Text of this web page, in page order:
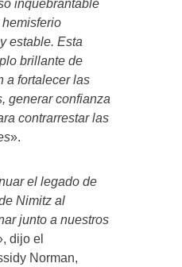
inquebrantable
estable. Esta
brillante de
a fortalecer las
generar confianza
contrarrestar las
».
el legado de
Nimitz al
junto a nuestros
dijo el
Norman,